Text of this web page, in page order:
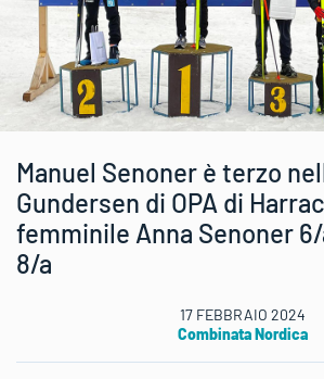
Manuel Senoner è terzo
Gundersen di OPA di
femminile Anna Senoner
8/a
17 FEBBRAIO 2024
Combinata Nordica